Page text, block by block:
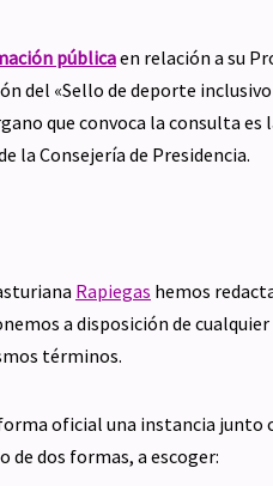
públicaen relación a su
del «Sello de deporte
que convoca la consulta es
la Consejería de Presidencia.
Rapiegas hemos
a disposición de
términos.
oficial una instancia junto
de dos formas, a escoger: